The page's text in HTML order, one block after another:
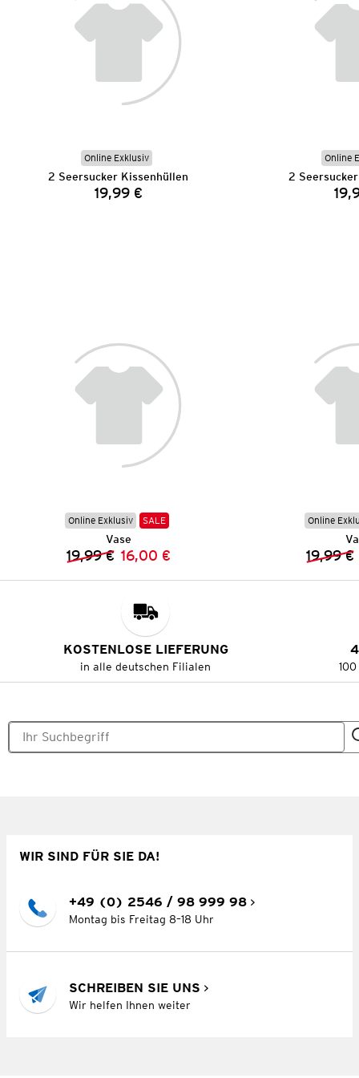
Online Exklusiv
2 Seersucker Kissenhüllen
Preis:
19,99 €
Online
2
Online Exklusiv SALE
Vase
Vorheriger Preis:
19,99 € Neuer Preis:
16,00 €
Online
19,99 €
KOSTENLOSE LIEFERUNG
in alle deutschen Filialen
WIR SIND FÜR SIE DA!
+49 (0) 2546 / 98 999 98
Montag bis Freitag 8–18 Uhr
SCHREIBEN SIE UNS
Wir helfen Ihnen weiter